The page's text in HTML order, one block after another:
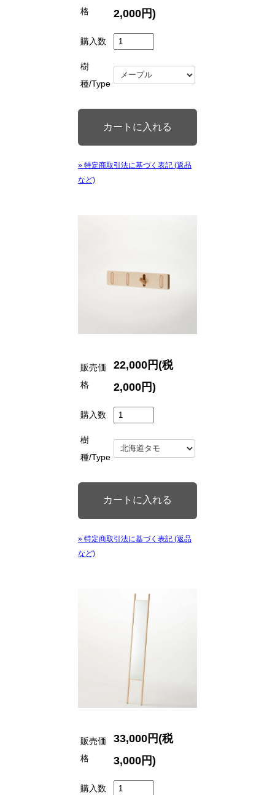
格
2,000円)
購入数
樹
種/Type
» 特定商取引法に基づく表記 (返品
など)
販売価
格
22,000円(税
2,000円)
購入数
樹
種/Type
» 特定商取引法に基づく表記 (返品
など)
販売価
格
33,000円(税
3,000円)
購入数